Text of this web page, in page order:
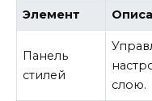
Элемент
Панель
стилей
слою.